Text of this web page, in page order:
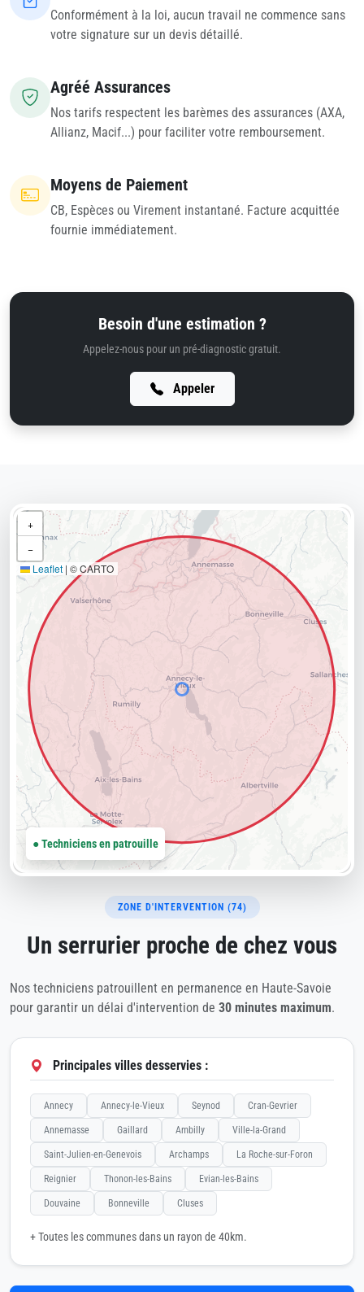
Conformément à la loi, aucun travail ne commence sans
votre signature sur un devis détaillé.
Agréé Assurances
Nos tarifs respectent les barèmes des assurances (AXA,
Allianz, Macif...) pour faciliter votre remboursement.
Moyens de Paiement
CB, Espèces ou Virement instantané. Facture acquittée
fournie immédiatement.
Besoin d'une estimation ?
Appelez-nous pour un pré-diagnostic gratuit.
Appeler
ZONE D'INTERVENTION (74)
Un serrurier proche de chez vous
Nos techniciens patrouillent en permanence en Haute-Savoie
pour garantir un délai d'intervention de 30 minutes maximum.
Principales villes desservies :
Annecy Annecy-le-Vieux Seynod Cran-Gevrier
Annemasse Gaillard Ambilly Ville-la-Grand
Saint-Julien-en-Genevois Archamps La Roche-sur-Foron
Reignier Thonon-les-Bains Evian-les-Bains
Douvaine Bonneville Cluses
+ Toutes les communes dans un rayon de 40km.
+
−
Leaflet | © CARTO
● Techniciens en patrouille